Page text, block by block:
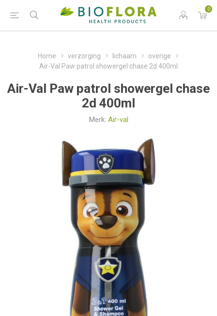
0
Home verzorging lichaam
overige
Air-Val Paw patrol showergel chase 2d 400ml
Air-Val Paw patrol showergel chase
2d 400ml
Merk: Air-val